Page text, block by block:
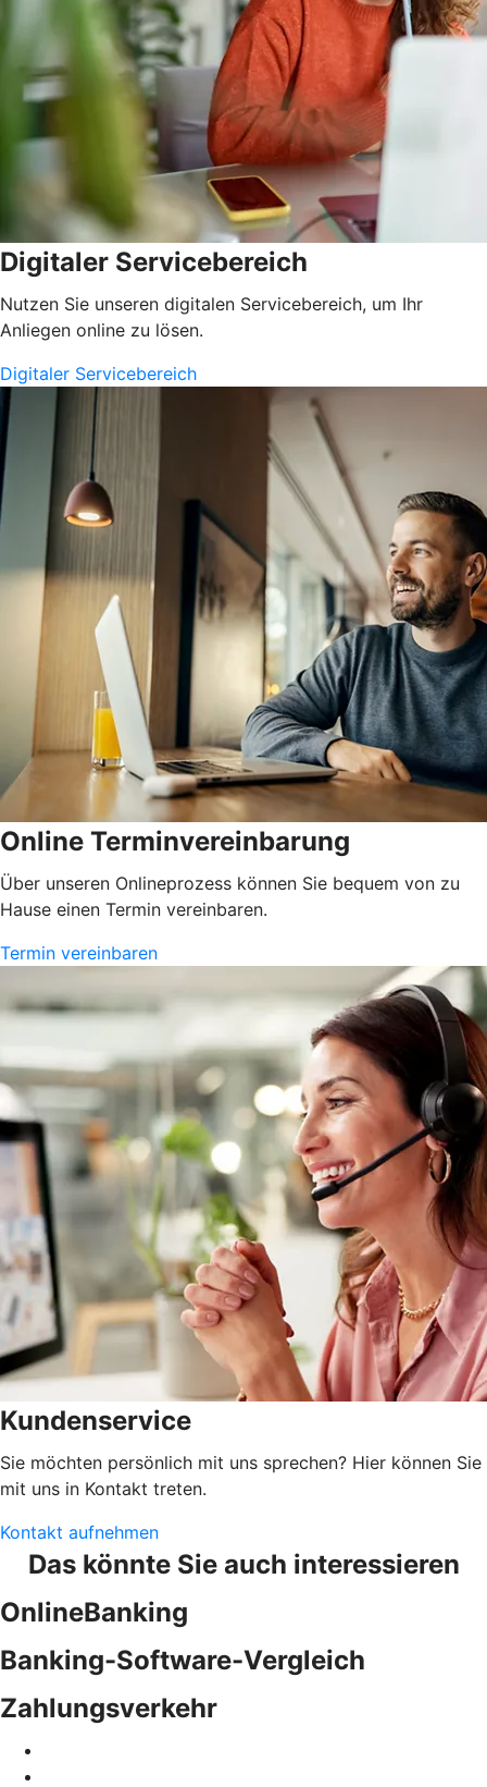
Digitaler Servicebereich
Nutzen Sie unseren digitalen Servicebereich, um Ihr
Anliegen online zu lösen.
Digitaler Servicebereich
Online Terminvereinbarung
Über unseren Onlineprozess können Sie bequem von zu
Hause einen Termin vereinbaren.
Termin vereinbaren
Kundenservice
Sie möchten persönlich mit uns sprechen? Hier können Sie
mit uns in Kontakt treten.
Kontakt aufnehmen
Das könnte Sie auch interessieren
OnlineBanking
Banking-Software-Vergleich
Zahlungsverkehr